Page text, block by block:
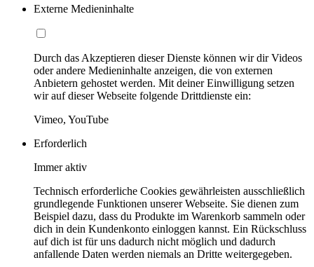
Externe Medieninhalte
Durch das Akzeptieren dieser Dienste können wir dir Videos
oder andere Medieninhalte anzeigen, die von externen
Anbietern gehostet werden. Mit deiner Einwilligung setzen
wir auf dieser Webseite folgende Drittdienste ein:
Vimeo, YouTube
Erforderlich
Immer aktiv
Technisch erforderliche Cookies gewährleisten ausschließlich
grundlegende Funktionen unserer Webseite. Sie dienen zum
Beispiel dazu, dass du Produkte im Warenkorb sammeln oder
dich in dein Kundenkonto einloggen kannst. Ein Rückschluss
auf dich ist für uns dadurch nicht möglich und dadurch
anfallende Daten werden niemals an Dritte weitergegeben.